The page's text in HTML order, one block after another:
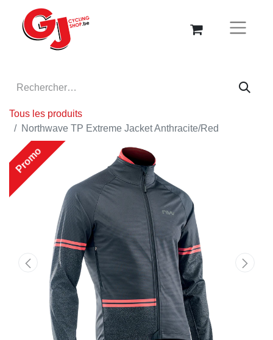
Tous les produits
Northwave TP Extreme Jacket Anthracite/Red
Promo